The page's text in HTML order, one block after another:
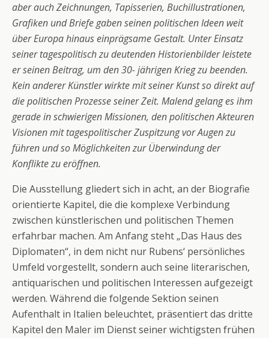
aber auch Zeichnungen, Tapisserien, Buchillustrationen,
Grafiken und Briefe gaben seinen politischen Ideen weit
über Europa hinaus einprägsame Gestalt. Unter Einsatz
seiner tagespolitisch zu deutenden Historienbilder leistete
er seinen Beitrag, um den 30- jährigen Krieg zu beenden.
Kein anderer Künstler wirkte mit seiner Kunst so direkt auf
die politischen Prozesse seiner Zeit. Malend gelang es ihm
gerade in schwierigen Missionen, den politischen Akteuren
Visionen mit tagespolitischer Zuspitzung vor Augen zu
führen und so Möglichkeiten zur Überwindung der
Konflikte zu eröffnen.
Die Ausstellung gliedert sich in acht, an der Biografie
orientierte Kapitel, die die komplexe Verbindung
zwischen künstlerischen und politischen Themen
erfahrbar machen. Am Anfang steht „Das Haus des
Diplomaten“, in dem nicht nur Rubens‘ persönliches
Umfeld vorgestellt, sondern auch seine literarischen,
antiquarischen und politischen Interessen aufgezeigt
werden. Während die folgende Sektion seinen
Aufenthalt in Italien beleuchtet, präsentiert das dritte
Kapitel den Maler im Dienst seiner wichtigsten frühen